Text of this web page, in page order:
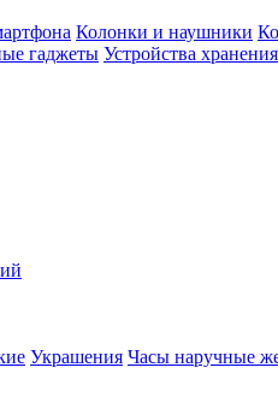
Колонки и наушники
гаджеты Устройства хранения
Украшения Часы наручные